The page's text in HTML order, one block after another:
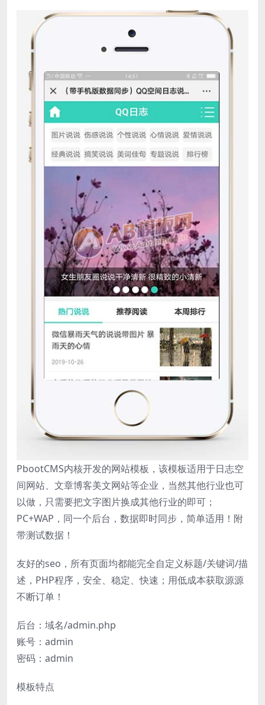
PbootCMS内核开发的网站模板，该模板适用于日志空
间网站、文章博客美文网站等企业，当然其他行业也可
以做，只需要把文字图片换成其他行业的即可；
PC+WAP，同一个后台，数据即时同步，简单适用！附
带测试数据！
友好的seo，所有页面均都能完全自定义标题/关键词/描
述，PHP程序，安全、稳定、快速；用低成本获取源源
不断订单！
后台：域名/admin.php
账号：admin
密码：admin
模板特点